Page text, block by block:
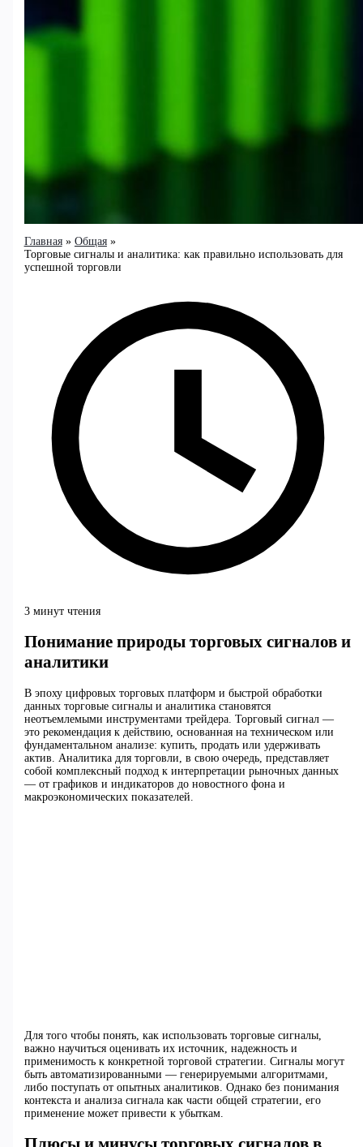
Главная
Общая
Торговые сигналы и аналитика: как правильно использовать для
успешной торговли
3 минут чтения
Понимание природы торговых сигналов и
аналитики
В эпоху цифровых торговых платформ и быстрой обработки
данных торговые сигналы и аналитика становятся
неотъемлемыми инструментами трейдера. Торговый сигнал —
это рекомендация к действию, основанная на техническом или
фундаментальном анализе: купить, продать или удерживать
актив. Аналитика для торговли, в свою очередь, представляет
собой комплексный подход к интерпретации рыночных данных
— от графиков и индикаторов до новостного фона и
макроэкономических показателей.
Для того чтобы понять, как использовать торговые сигналы,
важно научиться оценивать их источник, надежность и
применимость к конкретной торговой стратегии. Сигналы могут
быть автоматизированными — генерируемыми алгоритмами,
либо поступать от опытных аналитиков. Однако без понимания
контекста и анализа сигнала как части общей стратегии, его
применение может привести к убыткам.